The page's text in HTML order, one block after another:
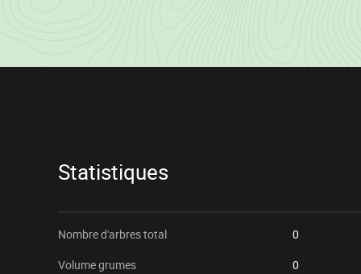
Informations
Statistiques
Nombre d'arbres total 0
Volume grumes
0